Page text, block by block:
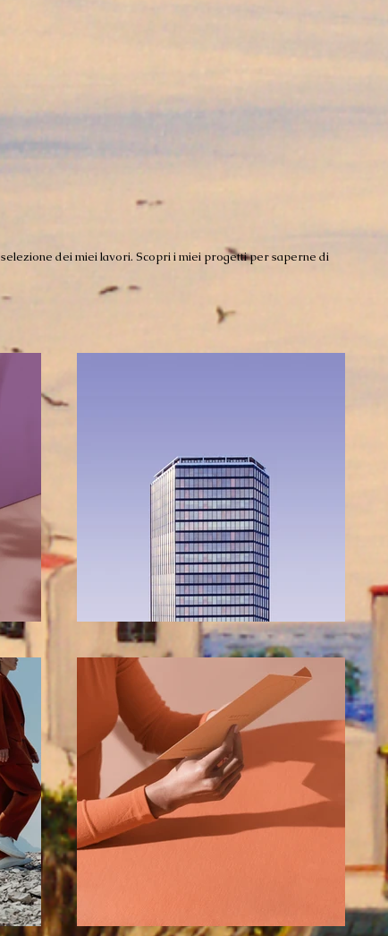
dei miei lavori. Scopri i miei progetti per saperne di